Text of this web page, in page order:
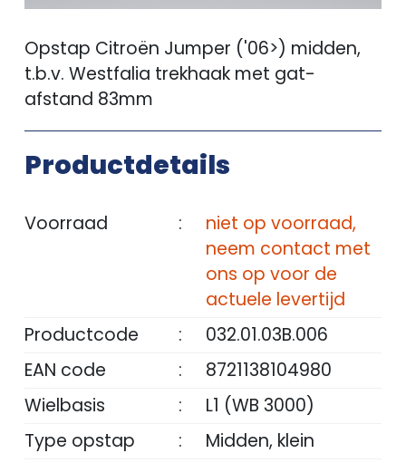
Opstap Citroën Jumper ('06>) midden,
t.b.v. Westfalia trekhaak met gat-
afstand 83mm
Productdetails
Voorraad :
niet op voorraad,
neem contact met
ons op voor de
actuele levertijd
Productcode
:
032.01.03B.006
EAN code
:
8721138104980
Wielbasis
:
L1 (WB 3000)
Type opstap
:
Midden, klein